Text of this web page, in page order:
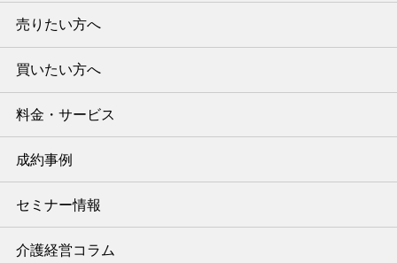
売りたい方へ
買いたい方へ
料金・サービス
成約事例
セミナー情報
介護経営コラム